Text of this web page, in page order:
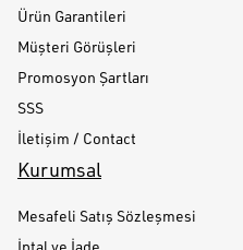
Ürün Garantileri
Müşteri Görüşleri
Promosyon Şartları
SSS
İletişim / Contact
Kurumsal
Mesafeli Satış Sözleşmesi
İptal ve İade